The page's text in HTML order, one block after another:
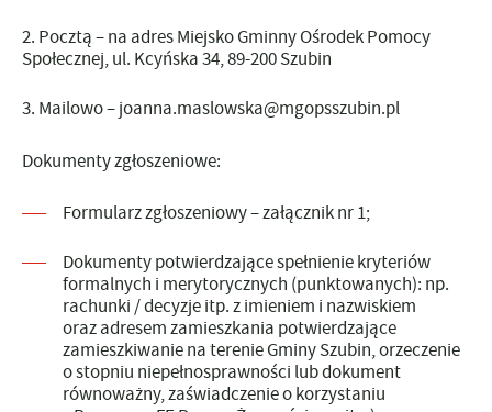
Pocztą– na adres Miejsko Gminny Ośrodek Pomocy
Społecznej, ul. Kcyńska 34, 89-200 Szubin
Mailowo–joanna.maslowska@mgopsszubin.pl
Dokumenty zgłoszeniowe:
Formularz zgłoszeniowy – załącznik nr 1;
Dokumenty potwierdzające spełnienie kryteriów
formalnych i merytorycznych (punktowanych): np.
rachunki / decyzje itp. z imieniem i nazwiskiem
oraz adresem zamieszkania potwierdzające
zamieszkiwanie na terenie Gminy Szubin, orzeczenie
o stopniu niepełnosprawności lub dokument
równoważny, zaświadczenie o korzystaniu